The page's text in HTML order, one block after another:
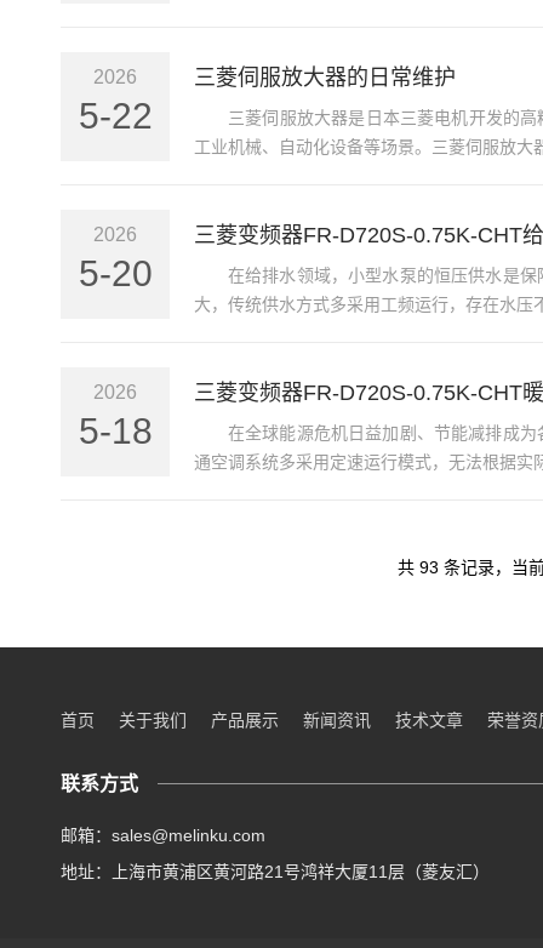
2026
5-22
三菱伺服放大器的日常维护
三菱伺服放大器‌是日本三菱电机开发的
工业机械、自动化设备等场景。‌三菱伺服放
2026
5-20
三菱变频器FR-D720S-0.75K-CHT
在给排水领域，小型水泵的恒压供水是
大，传统供水方式多采用工频运行，存在水
2026
5-18
三菱变频器FR-D720S-0.75K-CHT
在全球能源危机日益加剧、节能减排成
通空调系统多采用定速运行模式，无法根据
共 93 条记录，当
首页 关于我们 产品展示 新闻资讯 技术文章 荣誉资
联系方式
邮箱：sales@melinku.com
地址：上海市黄浦区黄河路21号鸿祥大厦11层（菱友汇）